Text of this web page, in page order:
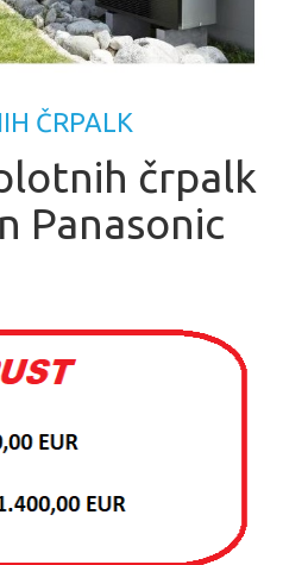
ČRPALK
črpalk
Panasonic